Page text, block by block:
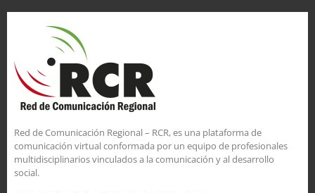
Red de Comunicación Regional – RCR, es una plataforma de
comunicación virtual conformada por un equipo de profesionales
multidisciplinarios vinculados a la comunicación y al desarrollo
social.